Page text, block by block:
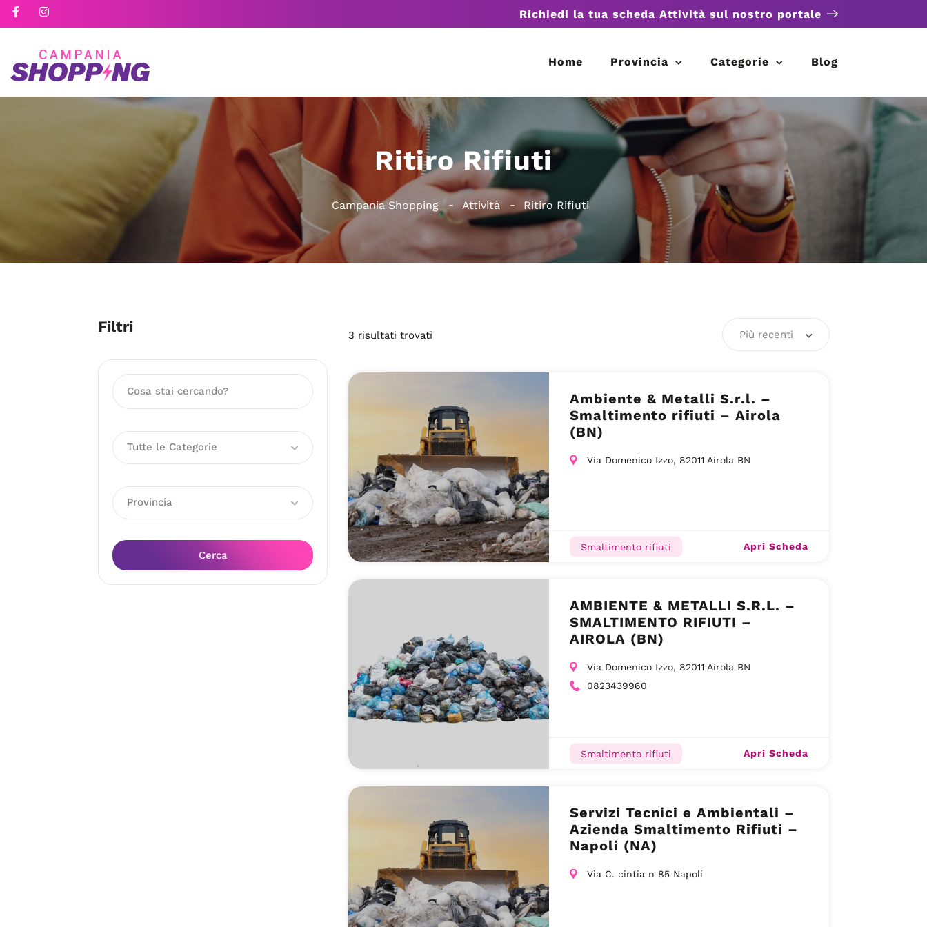
Richiedi la tua scheda Attività sul nostro portale
Home Provincia Categorie Blog
Ritiro Rifiuti
Campania Shopping Attività Ritiro Rifiuti
Filtri
Tutte le Categorie
Provincia
Cerca
3 risultati trovati Più recenti
Ambiente & Metalli S.r.l. –
Smaltimento rifiuti – Airola
(BN)
Via Domenico Izzo, 82011 Airola BN
Smaltimento rifiuti Apri Scheda
AMBIENTE & METALLI S.R.L. –
SMALTIMENTO RIFIUTI –
AIROLA (BN)
Via Domenico Izzo, 82011 Airola BN
0823439960
Smaltimento rifiuti Apri Scheda
Servizi Tecnici e Ambientali –
Azienda Smaltimento Rifiuti –
Napoli (NA)
Via C. cintia n 85 Napoli